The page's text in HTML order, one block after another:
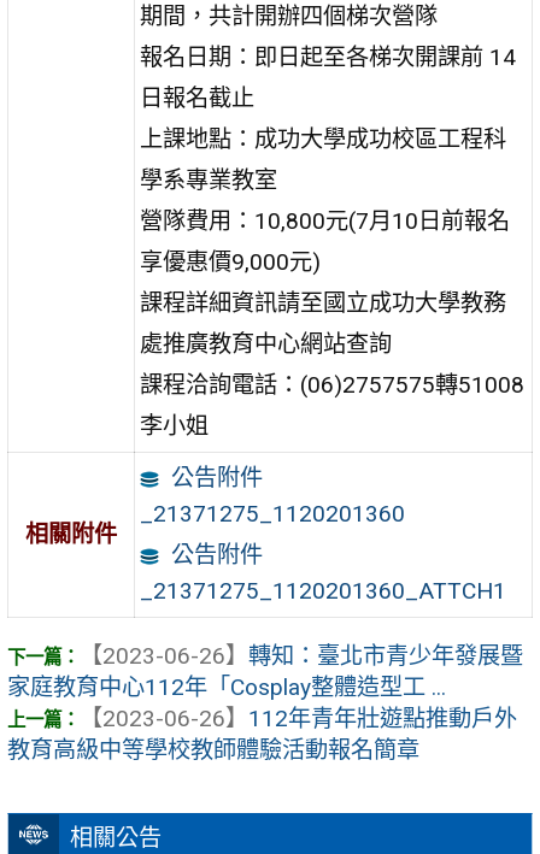
相關公告
期間，共計開辦四個梯次營隊
報名日期：即日起至各梯次開課前 14
日報名截止
上課地點：成功大學成功校區工程科
學系專業教室
營隊費用：10,800元(7月10日前報名
享優惠價9,000元)
課程詳細資訊請至國立成功大學教務
處推廣教育中心網站查詢
課程洽詢電話：(06)2757575轉51008
李小姐
相關附件
公告附件
_21371275_1120201360
公告附件
_21371275_1120201360_ATTCH1
【2023-06-26】 轉知：臺北市青少年發展暨
家庭教育中心112年「Cosplay整體造型工 ...
【2023-06-26】 112年青年壯遊點推動戶外
教育高級中等學校教師體驗活動報名簡章